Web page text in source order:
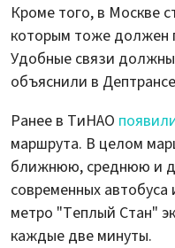
Кроме того, в Москве
которым тоже должен
Удобные связи
объяснили в
Ранее в ТиНАО
маршрута. В целом
ближнюю, среднюю и
современных
метро "Теплый Стан"
каждые две минуты.